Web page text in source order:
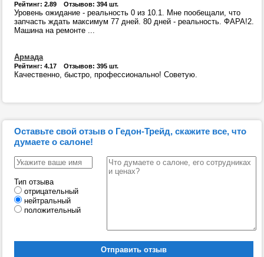
Рейтинг: 2.89 Отзывов: 394 шт.
Уровень ожидание - реальность 0 из 10.1. Мне пообещали, что
запчасть ждать максимум 77 дней. 80 дней - реальность. ФАРА!2.
Машина на ремонте ...
Армада
Рейтинг: 4.17 Отзывов: 395 шт.
Качественно, быстро, профессионально! Советую.
Оставьте свой отзыв о Гедон-Трейд, скажите все, что
думаете о салоне!
Тип отзыва
отрицательный
нейтральный
положительный